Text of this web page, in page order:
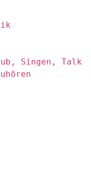
Singen, Talk